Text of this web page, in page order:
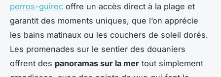
perros-guirec offre un accès direct à la plage et
garantit des moments uniques, que l’on apprécie
les bains matinaux ou les couchers de soleil dorés.
Les promenades sur le sentier des douaniers
offrent des panoramas sur la mer tout simplement